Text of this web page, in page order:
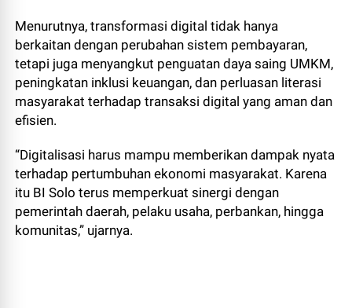
Menurutnya, transformasi digital tidak hanya
berkaitan dengan perubahan sistem pembayaran,
tetapi juga menyangkut penguatan daya saing UMKM,
peningkatan inklusi keuangan, dan perluasan literasi
masyarakat terhadap transaksi digital yang aman dan
efisien.
“Digitalisasi harus mampu memberikan dampak nyata
terhadap pertumbuhan ekonomi masyarakat. Karena
itu BI Solo terus memperkuat sinergi dengan
pemerintah daerah, pelaku usaha, perbankan, hingga
komunitas,” ujarnya.